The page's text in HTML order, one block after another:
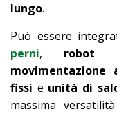
lungo.
Può essere
perni, robot
movimentazione
fissi e unità di
massima versatilità